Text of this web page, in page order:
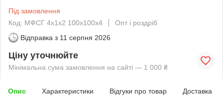
Під замовлення
Код: МФСГ 4х1х2 100х100х4
Опт і роздріб
Відправка з 11 серпня 2026
Ціну уточнюйте
Мінімальна сума замовлення на сайті — 1 000 ₴
Опис Характеристики Відгуки про товар Доставка